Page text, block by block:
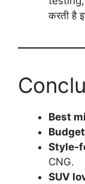
करती है
Best
Style-
CNG.
SUV